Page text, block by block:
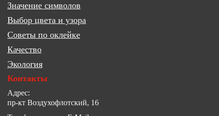
Значение символов
Выбор цвета и узора
Советы по оклейке
Качество
Экология
Контакты
Адрес:
пр-кт Воздухофлотский, 16